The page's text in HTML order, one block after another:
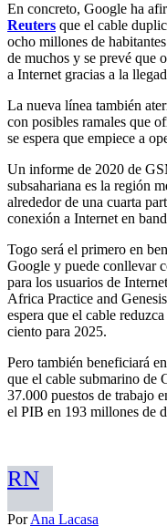
En concreto, Google ha
Reuters que el cable
ocho millones de
de muchos y se prevé que
a Internet gracias a la
La nueva línea también
con posibles ramales que
se espera que empiece a
Un informe de 2020 de
subsahariana es la región
alrededor de una cuarta
conexión a Internet en
Togo será el primero en
Google y puede conllevar
para los usuarios de
Africa Practice and
espera que el cable
ciento para 2025.
Pero también beneficiará
que el cable submarino de
37.000 puestos de trabajo
el PIB en 193 millones de
RN
PorAna Lacasa